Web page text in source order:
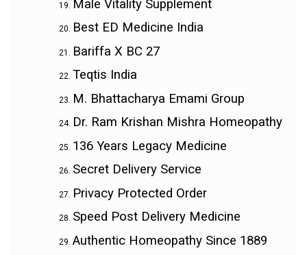
Male Vitality Supplement
Best ED Medicine India
Bariffa X BC 27
Teqtis India
M. Bhattacharya Emami Group
Dr. Ram Krishan Mishra Homeopathy
136 Years Legacy Medicine
Secret Delivery Service
Privacy Protected Order
Speed Post Delivery Medicine
Authentic Homeopathy Since 1889